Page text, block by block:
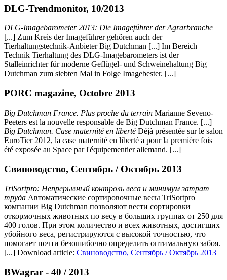
DLG-Trendmonitor, 10/2013
DLG-Imagebarometer 2013: Die Imageführer der Agrarbranche
[...] Zum Kreis der Imageführer gehören auch der
Tierhaltungstechnik-Anbieter Big Dutchman [...] Im Bereich
Technik Tierhaltung des DLG-Imagebarometers ist der
Stalleinrichter für moderne Geflügel- und Schweinehaltung Big
Dutchman zum siebten Mal in Folge Imagebester. [...]
PORC magazine, Octobre 2013
Big Dutchman France. Plus proche du terrain Marianne Seveno-
Peeters est la nouvelle responsable de Big Dutchman France. [...]
Big Dutchman. Case maternité en libertéDéjà présentée sur le salon
EuroTier 2012, la case maternité en liberté a pour la première fois
été exposée au Space par l'équipementier allemand. [...]
Свиноводство, Сентябрь / Октябрь 2013
TriSortpro: Непрерывный контроль веса и минимум затрат
труда Автоматические сортировочные весы TriSortpro
компании Big Dutchman позволяют вести сортировки
откормочных животных по весу в больших группах от 250 для
400 голов. При этом количество и всех животных, достигших
убойного веса, регистрируются с высокой точностью, что
помогает почти безошибочно определить оптимальную забоя.
[...] Download article: Свиноводство, Сентябрь / Октябрь 2013
BWagrar - 40 / 2013